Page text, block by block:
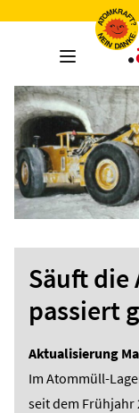
Säuft die
passiert
Aktualisierung
Im Atommüll-
seit dem Frühjahr